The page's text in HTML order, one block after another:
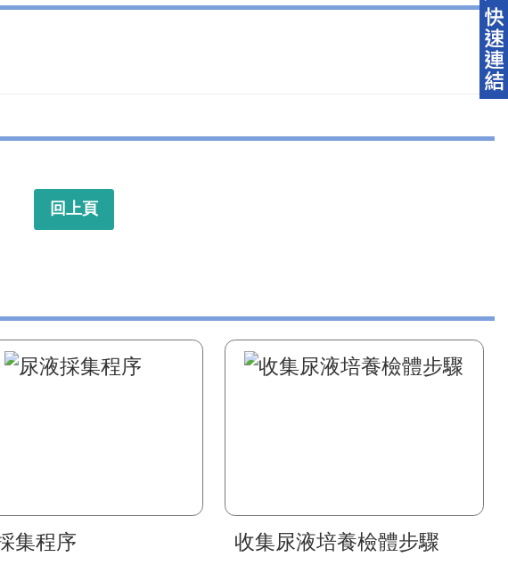
回上頁
集程序 收集尿液培養檢體步驟